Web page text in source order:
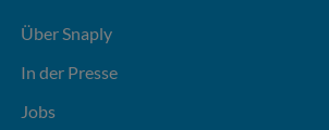
Über Snaply
In der Presse
Jobs